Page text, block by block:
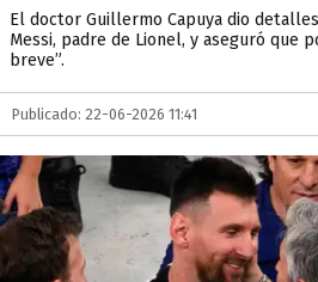
El doctor Guillermo Capuya dio
Messi, padre de Lionel, y aseguró que
breve”.
Publicado: 22-06-2026 11:41